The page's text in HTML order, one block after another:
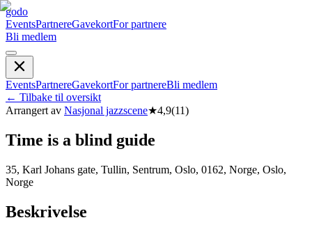
godo
EventsPartnereGavekortFor partnere
Bli medlem
EventsPartnereGavekortFor partnereBli medlem
← Tilbake til oversikt
Arrangert av Nasjonal jazzscene★4,9(11)
Time is a blind guide
35, Karl Johans gate, Tullin, Sentrum, Oslo, 0162, Norge, Oslo,
Norge
Beskrivelse